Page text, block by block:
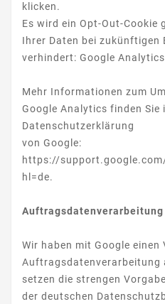
klicken.
Es wird ein Opt-Out-Cookie
Ihrer Daten bei zukünftigen
verhindert: Google
Mehr Informationen zum
Google Analytics finden Sie
Datenschutzerklärung
von Google:
https://
hl=de.
Auftragsdatenverarbeitung
Wir haben mit Google einen
Auftragsdatenverarbeitung
setzen die strengen
der deutschen